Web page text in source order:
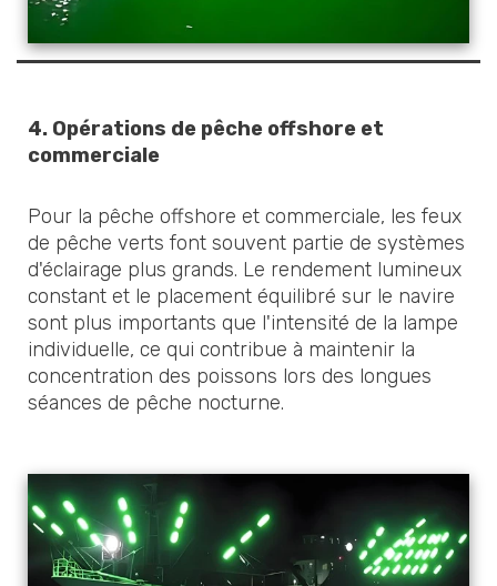
4. Opérations de pêche offshore et
commerciale
Pour la pêche offshore et commerciale, les feux
de pêche verts font souvent partie de systèmes
d'éclairage plus grands. Le rendement lumineux
constant et le placement équilibré sur le navire
sont plus importants que l'intensité de la lampe
individuelle, ce qui contribue à maintenir la
concentration des poissons lors des longues
séances de pêche nocturne.